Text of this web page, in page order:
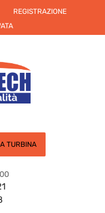
REGISTRAZIONE
TURBINA